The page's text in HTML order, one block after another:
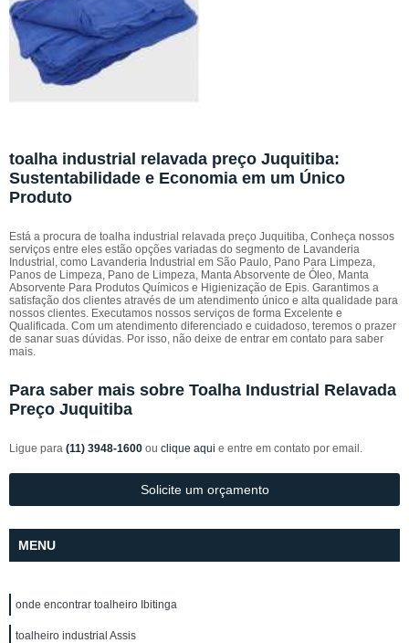
toalha industrial relavada preço Juquitiba:
Sustentabilidade e Economia em um Único
Produto
Está a procura de toalha industrial relavada preço Juquitiba, Conheça nossos
serviços entre eles estão opções variadas do segmento de Lavanderia
Industrial, como Lavanderia Industrial em São Paulo, Pano Para Limpeza,
Panos de Limpeza, Pano de Limpeza, Manta Absorvente de Óleo, Manta
Absorvente Para Produtos Químicos e Higienização de Epis. Garantimos a
satisfação dos clientes através de um atendimento único e alta qualidade para
nossos clientes. Executamos nossos serviços de forma Excelente e
Qualificada. Com um atendimento diferenciado e cuidadoso, teremos o prazer
de sanar suas dúvidas. Por isso, não deixe de entrar em contato para saber
mais.
Para saber mais sobre Toalha Industrial Relavada
Preço Juquitiba
Ligue para (11) 3948-1600 ou clique aqui e entre em contato por email.
Solicite um orçamento
MENU
onde encontrar toalheiro Ibitinga
toalheiro industrial Assis